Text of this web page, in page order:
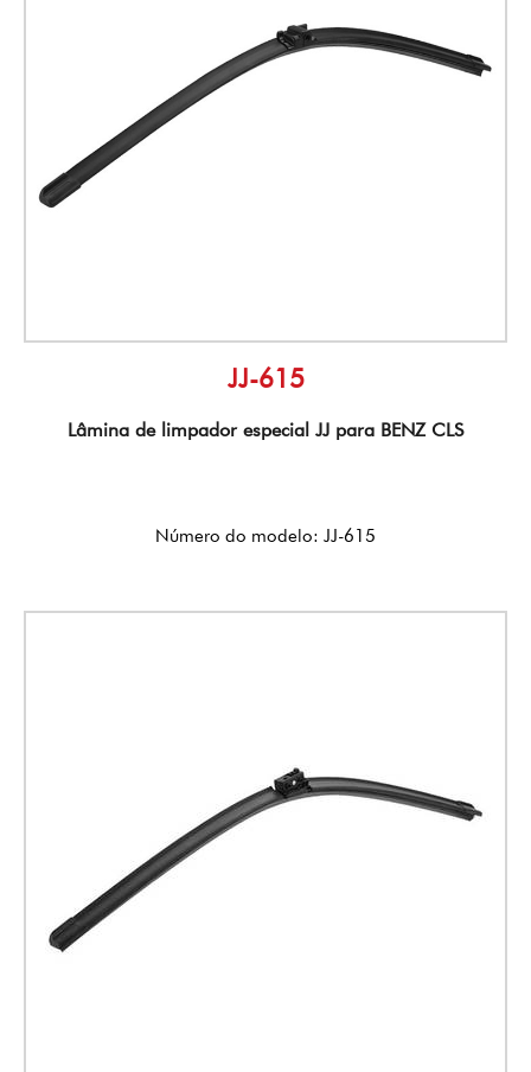
JJ-615
Lâmina de limpador especial JJ para BENZ CLS
Número do modelo: JJ-615